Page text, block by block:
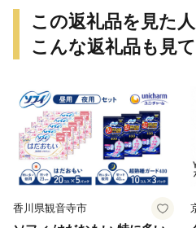
この返礼品を見た
こんな返礼品も見
香川県観音寺市